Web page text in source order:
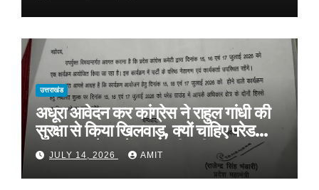
उत्तराखंड
अधूरा आवेदन कर कांग्रेस ने राहुल गांधी की
सुरक्षा से किया खिलवाड़, क्यों चाहिए परेड
ग्राउंड, आवेदन में बताया ही नहीं
JULY 14, 2026 AMIT